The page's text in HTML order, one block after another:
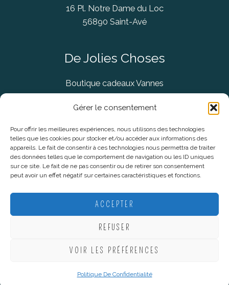
Gérer le consentement
Pour offrir les meilleures expériences, nous utilisons des technologies
telles que les cookies pour stocker et/ou accéder aux informations des
appareils. Le fait de consentir à ces technologies nous permettra de traiter
des données telles que le comportement de navigation ou les ID uniques
sur ce site. Le fait de ne pas consentir ou de retirer son consentement
peut avoir un effet négatif sur certaines caractéristiques et fonctions.
ACCEPTER
REFUSER
VOIR LES PRÉFÉRENCES
Politique De Confidentialité
16 Pl. Notre Dame du Loc
56890 Saint-Avé
De Jolies Choses
Boutique cadeaux Vannes
Concept Store Vannes
Informations légales
CGV
Politique De Confidentialité
Plan du site
Webmarketing